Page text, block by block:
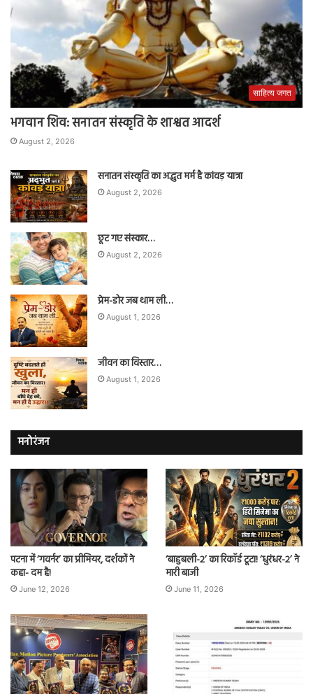
साहित्य जगत
भगवान शिव: सनातन संस्कृति के शाश्वत आदर्श
August 2, 2026
सनातन संस्कृति का अद्भुत मर्म है कांवड़ यात्रा
August 2, 2026
छूट गए संस्कार…
August 2, 2026
प्रेम-डोर जब थाम ली…
August 1, 2026
जीवन का विस्तार…
August 1, 2026
मनोरंजन
पटना में ‘गवर्नर’ का प्रीमियर, दर्शकों ने
कहा- दम है!
June 12, 2026
‘बाहुबली-2’ का रिकॉर्ड टूटा! ‘धुरंधर-2’ ने
मारी बाजी
June 11, 2026